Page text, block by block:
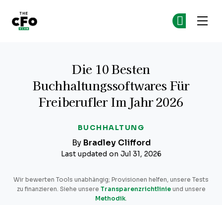
BUCHHALTUNG
Die 10 Besten
Buchhaltungssoftwares Für
Freiberufler Im Jahr 2026
By Bradley Clifford
Last updated on Jul 31, 2026
Wir bewerten Tools unabhängig; Provisionen helfen, unsere Tests
zu finanzieren. Siehe unsere Transparenzrichtlinieund unsere
Methodik.